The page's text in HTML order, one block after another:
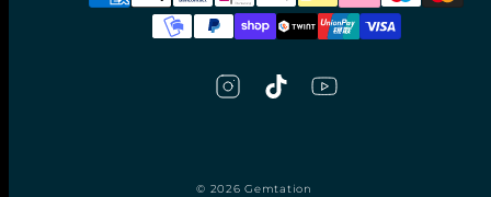
de
pago
© 2026 Gemtation